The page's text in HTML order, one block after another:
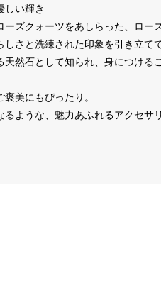
しい輝き
ズクォーツをあしらった、ロー
さと洗練された印象を引き立て
然石として知られ、身につける
美にもぴったり。
ような、魅力あふれるアクセサ